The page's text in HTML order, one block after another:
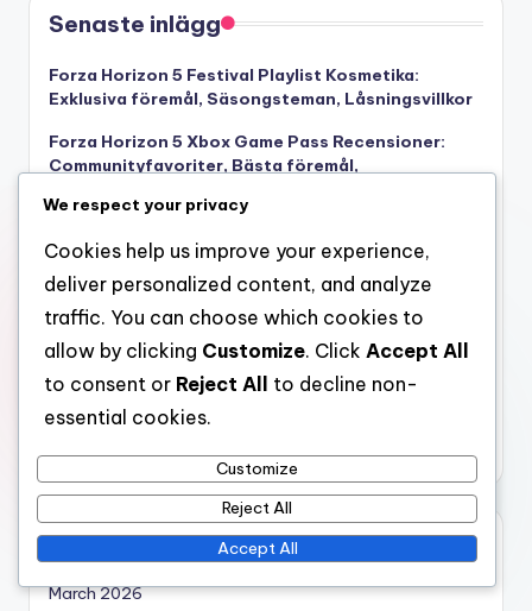
Senaste inlägg
Forza Horizon 5 Festival Playlist Kosmetika:
Exklusiva föremål, Säsongsteman, Låsningsvillkor
Forza Horizon 5 Xbox Game Pass Recensioner:
Communityfavoriter, Bästa föremål,
Säsongschema, Evenemangets längd, Belönings
tillgänglighet
Forza Horizon 5 Forzathon Butik Rabatter:
Kampanjerbjudanden, Tidsbegränsade
Forza Horizon 5 Säsongsupplåsningar: Kriterier,
Arkiv
March 2026
We respect your privacy
Cookies help us improve your experience,
deliver personalized content, and analyze
traffic. You can choose which cookies to
allow by clicking Customize. Click Accept All
to consent or Reject All
to decline non-
essential cookies.
Customize
Reject All
Accept All